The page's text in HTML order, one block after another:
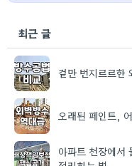
최근 글
겉만 번지르르한
오래된 페인트,
아파트 천장에서